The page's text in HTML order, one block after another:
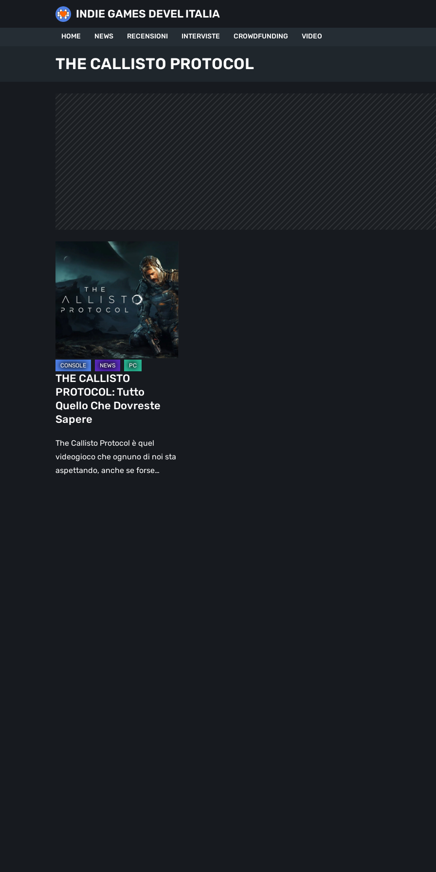
INDIE GAMES DEVEL ITALIA
HOME NEWS RECENSIONI INTERVISTE CROWDFUNDING VIDEO
THE CALLISTO PROTOCOL
CALLISTO
PROTOCOL:
Tutto
Quello
Che
Dovreste
Sapere
THE CALLISTO
PROTOCOL: Tutto
Quello Che Dovreste
Sapere
The Callisto Protocol è quel
videogioco che ognuno di noi sta
aspettando, anche se forse…